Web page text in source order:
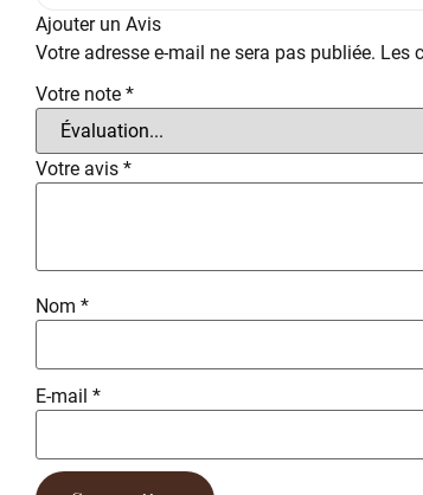
Ajouter un Avis
Votre adresse e-mail ne sera pas publiée. Les
Votre note *
Votre avis *
Nom *
E-mail *